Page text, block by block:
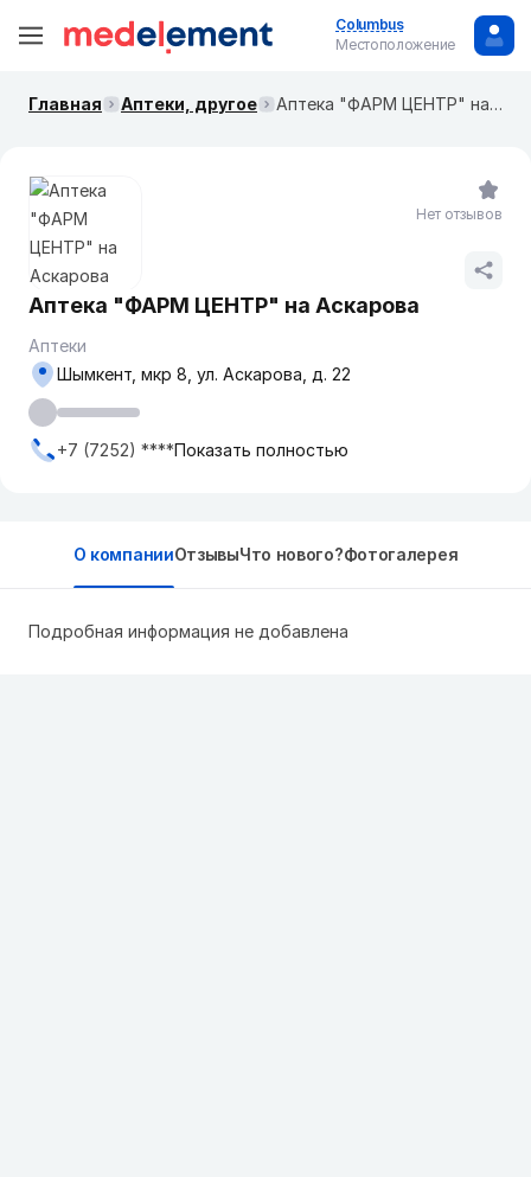
Columbus
Местоположение
Главная Аптеки, другое Аптека "ФАРМ ЦЕНТР" на Аскарова
Аптека "ФАРМ ЦЕНТР" на Аскарова
Аптеки
Шымкент, мкр 8, ул. Аскарова, д. 22
+7 (7252) ****Показать полностью
Нет отзывов
О компанииОтзывыЧто нового?Фотогалерея
Подробная информация не добавлена